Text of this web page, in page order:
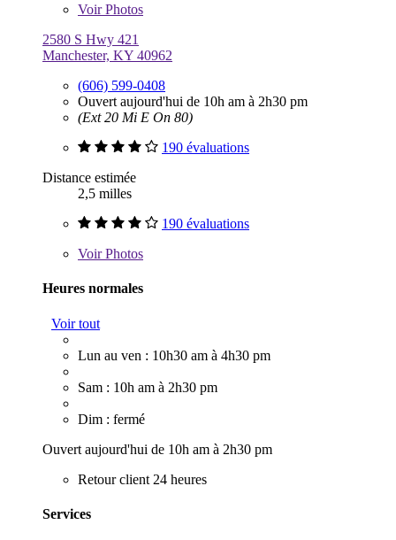
VoirPhotos
2580 S Hwy 421
Manchester, KY 40962
(606) 599-0408
Ouvert aujourd'hui de 10h am à 2h30 pm
(Ext 20 Mi E On 80)
190 évaluations
Distance estimée
2,5 milles
190 évaluations
VoirPhotos
Heures normales
Voir tout
Lun au ven : 10h30 am à 4h30 pm
Sam : 10h am à 2h30 pm
Dim : fermé
Ouvert aujourd'hui de 10h am à 2h30 pm
Retour client 24 heures
Services